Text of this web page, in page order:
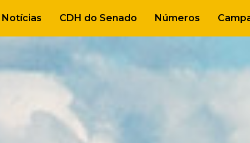
Notícias CDH do Senado Números